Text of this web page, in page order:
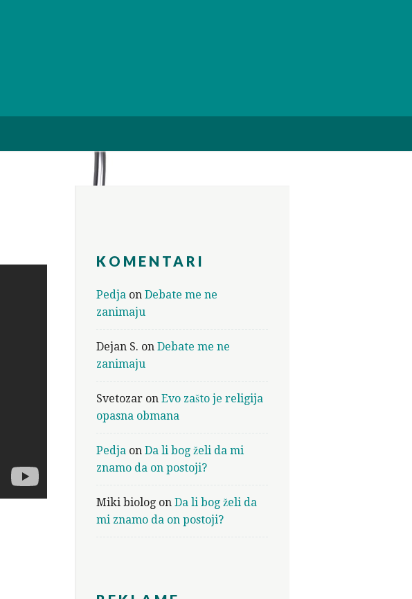
KOMENTARI
Pedjaon Debate me ne
zanimaju
Dejan S. on Debate me ne
zanimaju
Svetozaron Evo zašto je religija
opasna obmana
Pedjaon Da li bog želi da mi
znamo da on postoji?
Miki biologon Da li bog želi da
mi znamo da on postoji?